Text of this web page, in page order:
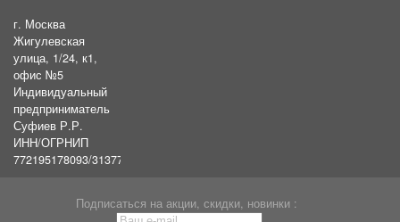
г. Москва
Жигулевская
улица, 1/24, к1,
офис №5
Индивидуальный
предприниматель
Суфиев Р.Р.
ИНН/ОГРНИП
772195178093/31377461610054
Подписаться на акции, скидки, новинки :